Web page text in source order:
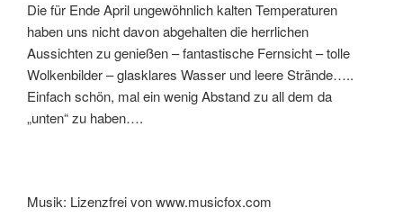
Die für Ende April ungewöhnlich kalten Temperaturen
haben uns nicht davon abgehalten die herrlichen
Aussichten zu genießen – fantastische Fernsicht – tolle
Wolkenbilder – glasklares Wasser und leere Strände…..
Einfach schön, mal ein wenig Abstand zu all dem da
„unten“ zu haben….
Musik: Lizenzfrei von www.musicfox.com